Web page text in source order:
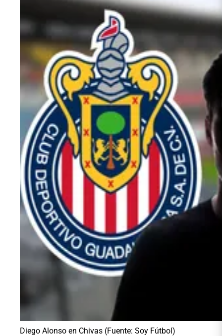
Diego Alonso en Chivas (Fuente: Soy Fútbol)